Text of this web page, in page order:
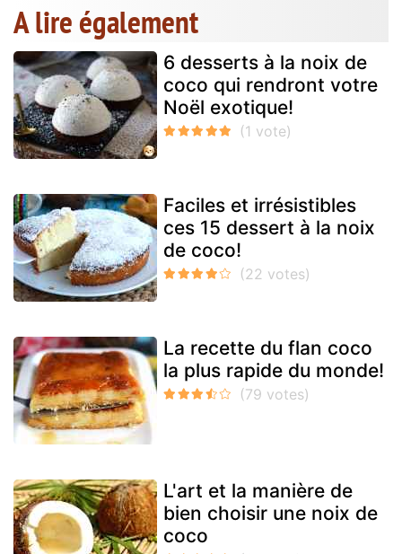
A lire également
6 desserts à la noix de
coco qui rendront votre
Noël exotique!
Faciles et irrésistibles
ces 15 dessert à la noix
de coco!
La recette du flan coco
la plus rapide du monde!
L'art et la manière de
bien choisir une noix de
coco